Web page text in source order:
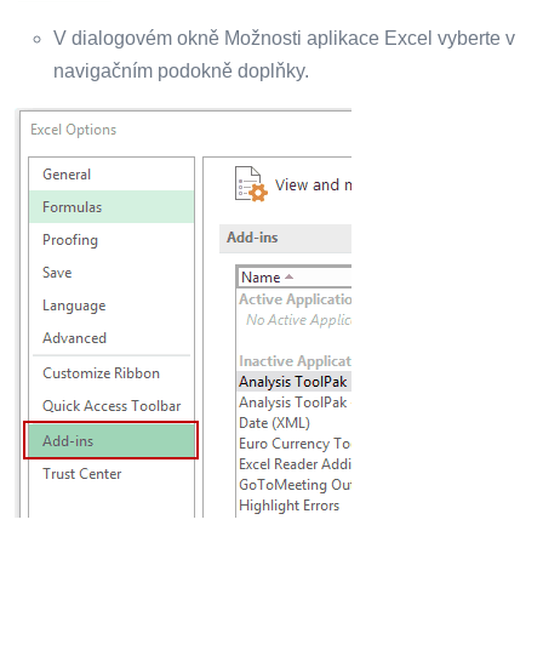
V dialogovém okně Možnosti aplikace Excel vyberte v
navigačním podokně doplňky.